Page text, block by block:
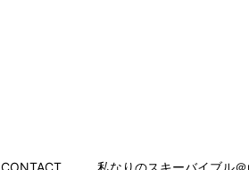
CONTACT 私なりのスキーバイブル